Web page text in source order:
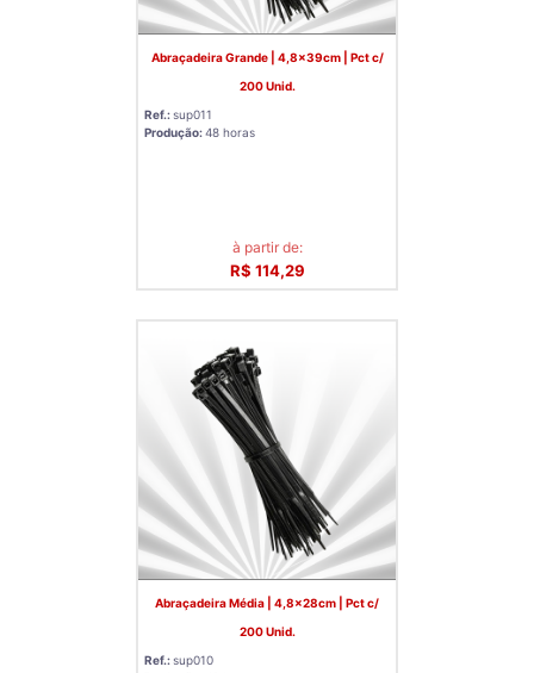
Abraçadeira Grande | 4,8x39cm | Pct c/
200 Unid.
Ref.:sup011
Produção:48 horas
à partir de:
R$ 114,29
Abraçadeira Média | 4,8x28cm | Pct c/
200 Unid.
Ref.:sup010